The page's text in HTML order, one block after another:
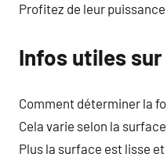
Profitez de leur
Infos utiles
Comment déterminer la
Cela varie selon la
Plus la surface est lisse